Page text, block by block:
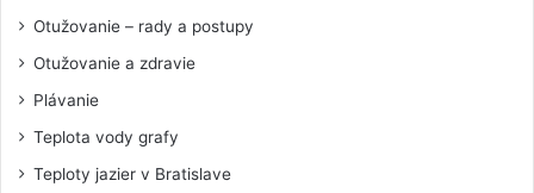
Otužovanie – rady a postupy
Otužovanie a zdravie
Plávanie
Teplota vody grafy
Teploty jazier v Bratislave